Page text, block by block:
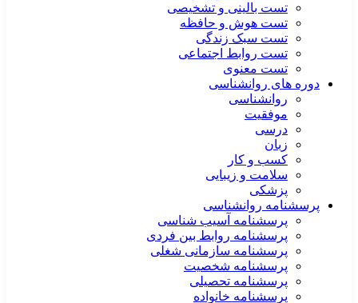
تست بالینی و تشخیصی
تست هوش و حافظه
تست سبک زندگی
تست روابط اجتماعی
تست معنوی
دوره های روانشناسی
روانشناسی
موفقیت
درسی
زبان
کسب و کار
سلامت و زیبایی
پزشکی
پرسشنامه روانشناسی
پرسشنامه آسیب شناسی
پرسشنامه روابط بین فردی
پرسشنامه سازمانی شغلی
پرسشنامه شخصیت
پرسشنامه تحصیلی
پرسشنامه خانواده